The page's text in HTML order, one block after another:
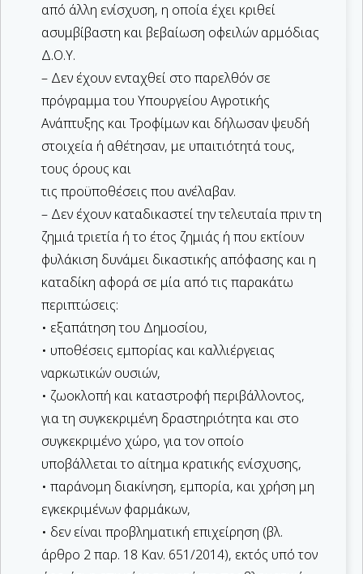
από άλλη ενίσχυση, η οποία έχει κριθεί
ασυμβίβαστη και βεβαίωση οφειλών αρμόδιας
Δ.Ο.Υ.
– Δεν έχουν ενταχθεί στο παρελθόν σε
πρόγραμμα του Υπουργείου Αγροτικής
Ανάπτυξης και Τροφίμων και δήλωσαν ψευδή
στοιχεία ή αθέτησαν, με υπαιτιότητά τους,
τους όρους και
τις προϋποθέσεις που ανέλαβαν.
– Δεν έχουν καταδικαστεί την τελευταία πριν τη
ζημιά τριετία ή το έτος ζημιάς ή που εκτίουν
φυλάκιση δυνάμει δικαστικής απόφασης και η
καταδίκη αφορά σε μία από τις παρακάτω
περιπτώσεις:
• εξαπάτηση του Δημοσίου,
• υποθέσεις εμπορίας και καλλιέργειας
ναρκωτικών ουσιών,
• ζωοκλοπή και καταστροφή περιβάλλοντος,
για τη συγκεκριμένη δραστηριότητα και στο
συγκεκριμένο χώρο, για τον οποίο
υποβάλλεται το αίτημα κρατικής ενίσχυσης,
• παράνομη διακίνηση, εμπορία, και χρήση μη
εγκεκριμένων φαρμάκων,
• δεν είναι προβληματική επιχείρηση (βλ.
άρθρο 2 παρ. 18 Καν. 651/2014), εκτός υπό τον